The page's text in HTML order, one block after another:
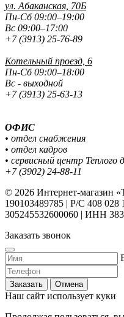
ул. Абаканская, 70Б
Пн-Сб 09:00–19:00
Вс 09:00–17:00
+7 (3913) 25-76-89
Котельный проезд, 6
Пн-Сб 09:00–18:00
Вс - выходной
+7 (3913) 25-63-13
ОФИС
• отдел снабжения
• отдел кадров
• сервисный центр Теплого
+7 (3902) 24-88-11
© 2026 Интернет-магазин
190103489785 | Р/С 408
305245532600060 | ИНН
Заказать звонок
Заказать Отмена
Наш сайт использует куки